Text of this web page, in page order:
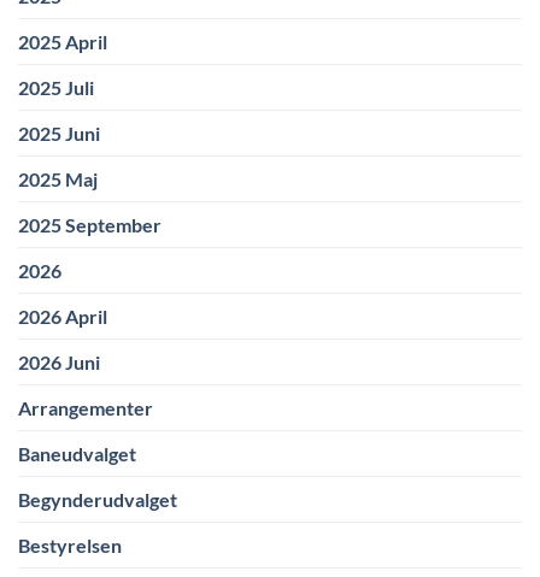
2025 April
2025 Juli
2025 Juni
2025 Maj
2025 September
2026
2026 April
2026 Juni
Arrangementer
Baneudvalget
Begynderudvalget
Bestyrelsen